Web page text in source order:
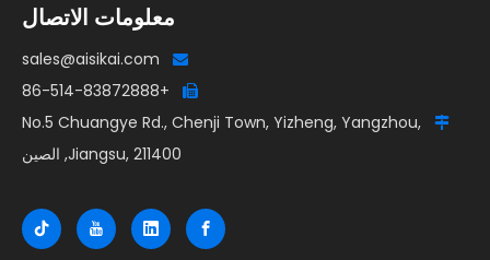
معلومات الاتصال

sales@aisikai.com

+86-514-83872888

No.5 Chuangye Rd., Chenji Town, Yizheng, Yangzhou,
Jiangsu, 211400, الصين